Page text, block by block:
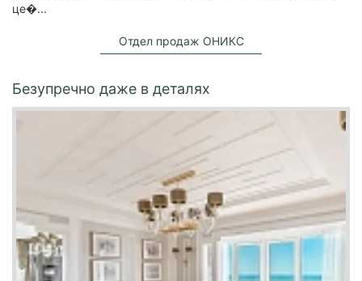
це�...
Отдел продаж ОНИКС
Безупречно даже в деталях